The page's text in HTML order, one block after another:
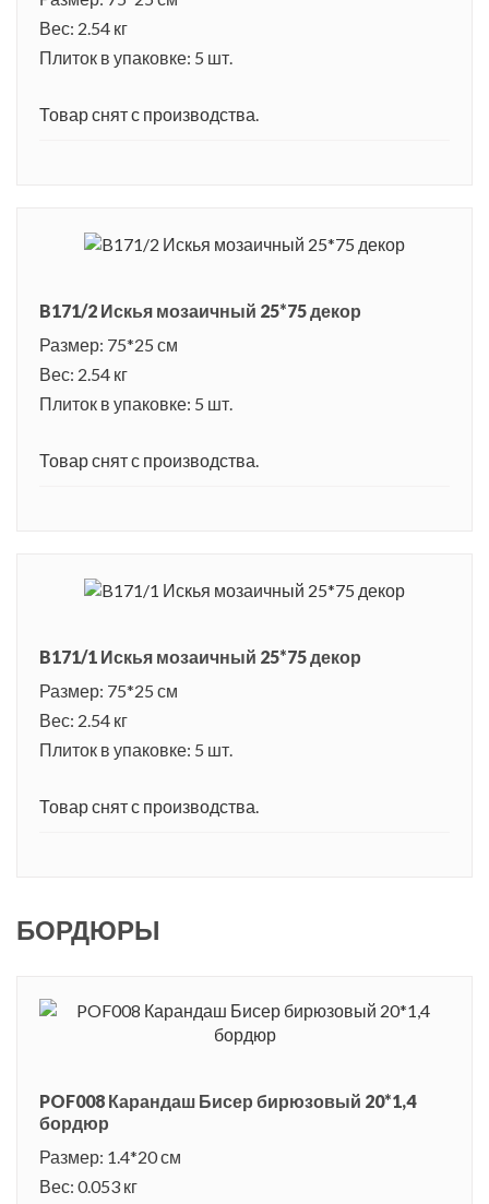
Вес: 2.54 кг
Плиток в упаковке: 5 шт.
Товар снят с производства.
B171/2 Искья мозаичный 25*75 декор
Размер: 75*25 см
Вес: 2.54 кг
Плиток в упаковке: 5 шт.
Товар снят с производства.
B171/1 Искья мозаичный 25*75 декор
Размер: 75*25 см
Вес: 2.54 кг
Плиток в упаковке: 5 шт.
Товар снят с производства.
БОРДЮРЫ
POF008 Карандаш Бисер бирюзовый 20*1,4
бордюр
Размер: 1.4*20 см
Вес: 0.053 кг